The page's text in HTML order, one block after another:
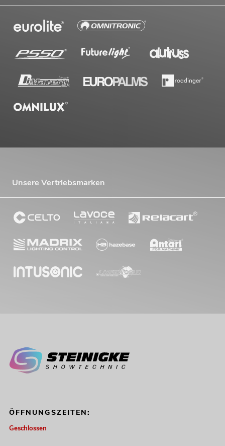
Unsere Vertriebsmarken
ÖFFNUNGSZEITEN:
Geschlossen